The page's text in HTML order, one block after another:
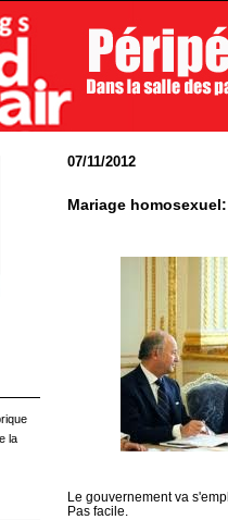
la
07/11/2012
Mariage
Le gouvernement va
Pas facile.